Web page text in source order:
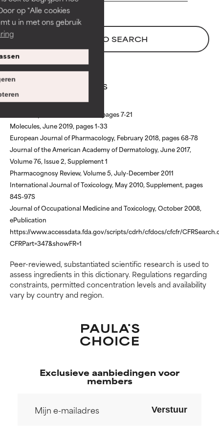
op "Alle cookies
u in met ons gebruik
BACK TO SEARCH
Allantoin references
Chemistry Series, March 2020, pages 7-21
Molecules, June 2019, pages 1-33
European Journal of Pharmacology, February 2018, pages 68-78
Journal of the American Academy of Dermatology, June 2017,
Volume 76, Issue 2, Supplement 1
Pharmacognosy Review, Volume 5, July-December 2011
International Journal of Toxicology, May 2010, Supplement, pages
84S-97S
Journal of Occupational Medicine and Toxicology, October 2008,
ePublication
https://www.accessdata.fda.gov/scripts/cdrh/cfdocs/cfcfr/
CFRPart=347&showFR=1
Peer-reviewed, substantiated scientific research is used to
assess ingredients in this dictionary. Regulations regarding
constraints, permitted concentration levels and availability
vary by country and region.
stabiliteit of doordringbaarheid
van een formule te verbeteren.
GEMIDDELD
Doorgaans niet-irriterend maar
kan esthetische, stabiliteits- of
andere problemen hebben die
het nut ervan beperken.
De kans op irritatie is aanwezig.
Het risico wordt vergroot als het
gecombineerd wordt met andere
problematische ingrediënten.
SLECHTSTE
Kan irritatie, ontsteking,
in sommige gevallen voordelen
is bewezen dat het meer kwaad
dan goed doet.
GEEN BEOORDELING
We hebben dit ingrediënt nog
niet beoordeeld omdat we het
onderzoek ernaar nog niet
stabiliteit of doordringbaarheid
van een formule te verbeteren.
GEMIDDELD
Doorgaans niet-irriterend maar
kan esthetische, stabiliteits- of
andere problemen hebben die
het nut ervan beperken.
De kans op irritatie is aanwezig.
Het risico wordt vergroot als het
gecombineerd wordt met andere
problematische ingrediënten.
SLECHTSTE
Kan irritatie, ontsteking,
in sommige gevallen voordelen
is bewezen dat het meer kwaad
dan goed doet.
GEEN BEOORDELING
We hebben dit ingrediënt nog
niet beoordeeld omdat we het
onderzoek ernaar nog niet
Exclusieve aanbiedingen voor
members
Verstuur